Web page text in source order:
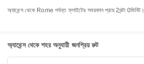
অ্যাথেন্স থেকে Rome পর্যন্ত ফ্লাইটের সময়কাল প্রায় 2ঘন্টা 0মিনিট।
অ্যাথেন্স থেকে শহর অনুযায়ী জনপ্রিয় রুট